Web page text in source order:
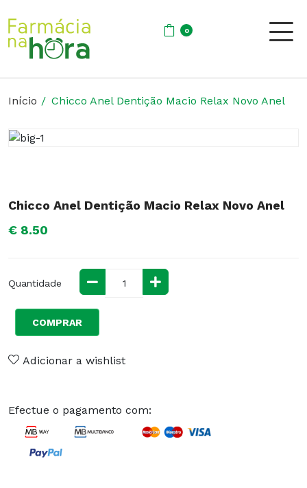
0
Início Chicco Anel Dentição Macio Relax Novo Anel
Chicco Anel Dentição Macio Relax Novo Anel
€ 8.50
Quantidade
COMPRAR
Adicionar a wishlist
Efectue o pagamento com: